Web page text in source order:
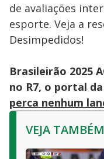
de avaliações
esporte. Veja a
Desimpedidos!
Brasileirão 2025
no R7, o portal da
perca nenhum
VEJA TAMBÉM